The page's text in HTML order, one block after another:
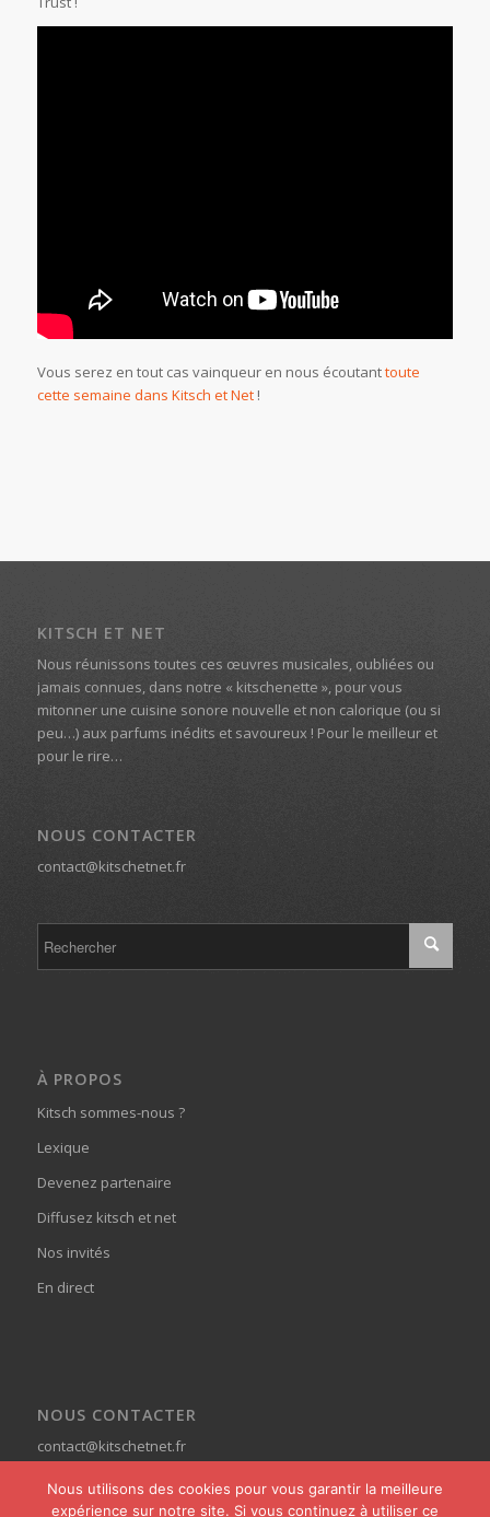
Vous serez en tout cas vainqueur en nous écoutanttoute
cette semaine dans Kitsch et Net!
KITSCH ET NET
Nous réunissons toutes ces œuvres musicales, oubliées ou
jamais connues, dans notre « kitschenette », pour vous
mitonner une cuisine sonore nouvelle et non calorique (ou si
peu…) aux parfums inédits et savoureux ! Pour le meilleur et
pour le rire…
NOUS CONTACTER
contact@kitschetnet.fr
À PROPOS
Kitsch sommes-nous ?
Lexique
Devenez partenaire
Diffusez kitsch et net
Nos invités
En direct
NOUS CONTACTER
contact@kitschetnet.fr
Nous utilisons des cookies pour vous garantir la meilleure
expérience sur notre site. Si vous continuez à utiliser ce